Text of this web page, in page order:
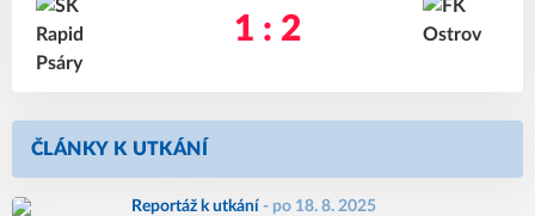
1 : 2
ČLÁNKY K UTKÁNÍ
Reportáž k utkání - po 18. 8. 2025